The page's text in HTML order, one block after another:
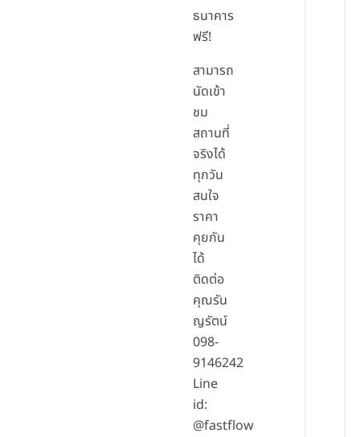
ธนาคาร
ฟรี!
สามารถ
นัดเข้า
ชม
สถานที่
จริงได้
ทุกวัน
สนใจ
ราคา
คุยกัน
ได้
ติดต่อ
คุณรัน
ญรัตน์
098-
9146242
Line
id:
@fastflow